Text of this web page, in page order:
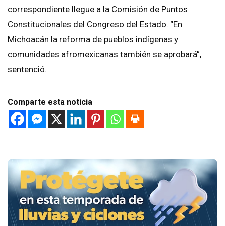
correspondiente llegue a la Comisión de Puntos
Constitucionales del Congreso del Estado. “En
Michoacán la reforma de pueblos indígenas y
comunidades afromexicanas también se aprobará”,
sentenció.
Comparte esta noticia